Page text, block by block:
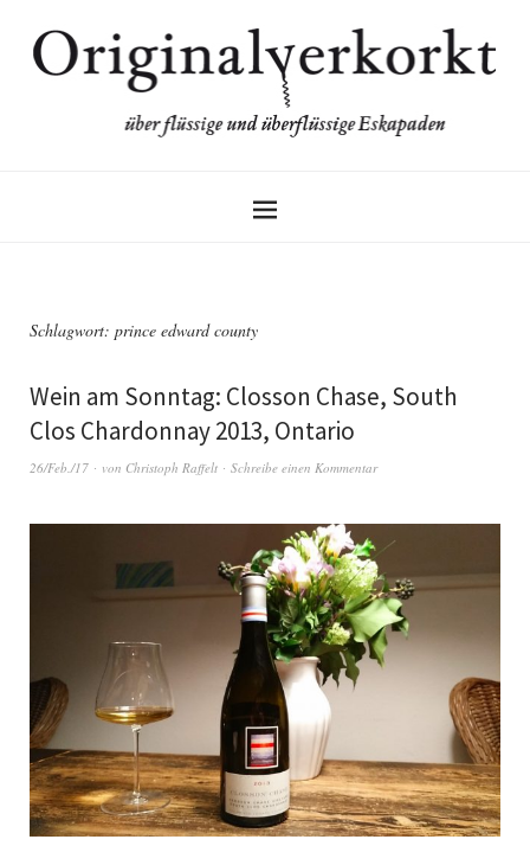
Schlagwort: prince edward county
Wein am Sonntag: Closson Chase, South
Clos Chardonnay 2013, Ontario
26/Feb./17 von Christoph Raffelt Schreibe einen Kommentar